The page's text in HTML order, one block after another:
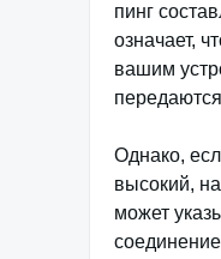
пинг
означает,
вашим
Однако,
высокий,
может